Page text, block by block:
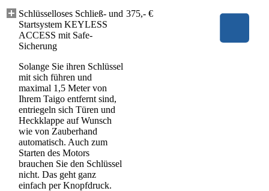
Schlüsselloses Schließ- und
Startsystem KEYLESS
ACCESS mit Safe-
Sicherung
Solange Sie ihren Schlüssel
mit sich führen und
maximal 1,5 Meter von
Ihrem Taigo entfernt sind,
entriegeln sich Türen und
Heckklappe auf Wunsch
wie von Zauberhand
automatisch. Auch zum
Starten des Motors
brauchen Sie den Schlüssel
nicht. Das geht ganz
einfach per Knopfdruck.
375,- €